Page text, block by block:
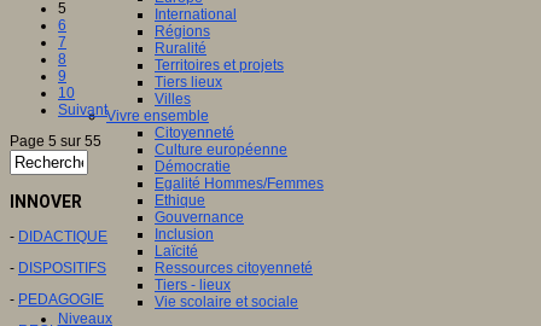
International
Régions
Ruralité
Territoires et projets
Tiers lieux
Villes
Vivre ensemble
Citoyenneté
Culture européenne
Démocratie
Egalité Hommes/Femmes
Ethique
Gouvernance
Inclusion
Laïcité
Ressources citoyenneté
Tiers - lieux
Vie scolaire et sociale
Niveaux
5
6
7
8
9
10
Suivant
Page 5 sur 55
INNOVER
- DIDACTIQUE
- DISPOSITIFS
- PEDAGOGIE